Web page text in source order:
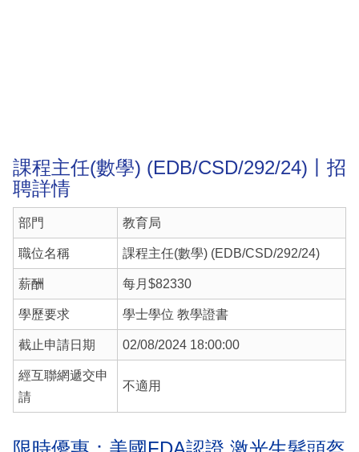
課程主任(數學) (EDB/CSD/292/24)丨招
聘詳情
部門 教育局
職位名稱 課程主任(數學) (EDB/CSD/292/24)
薪酬 每月$82330
學歷要求 學士學位 教學證書
截止申請日期 02/08/2024 18:00:00
經互聯網遞交申
請
不適用